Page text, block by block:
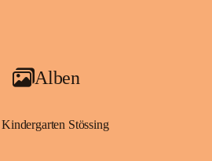
Alben
Kindergarten Stössing